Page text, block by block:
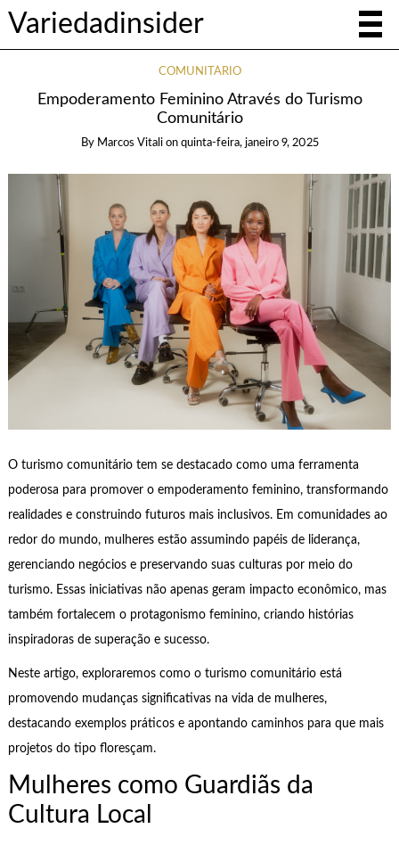
Variedadinsider
COMUNITÁRIO
Empoderamento Feminino Através do Turismo
Comunitário
By Marcos Vitali on quinta-feira, janeiro 9, 2025
O turismo comunitário tem se destacado como uma ferramenta
poderosa para promover o empoderamento feminino, transformando
realidades e construindo futuros mais inclusivos. Em comunidades ao
redor do mundo, mulheres estão assumindo papéis de liderança,
gerenciando negócios e preservando suas culturas por meio do
turismo. Essas iniciativas não apenas geram impacto econômico, mas
também fortalecem o protagonismo feminino, criando histórias
inspiradoras de superação e sucesso.
Neste artigo, exploraremos como o turismo comunitário está
promovendo mudanças significativas na vida de mulheres,
destacando exemplos práticos e apontando caminhos para que mais
projetos do tipo floresçam.
Mulheres como Guardiãs da
Cultura Local